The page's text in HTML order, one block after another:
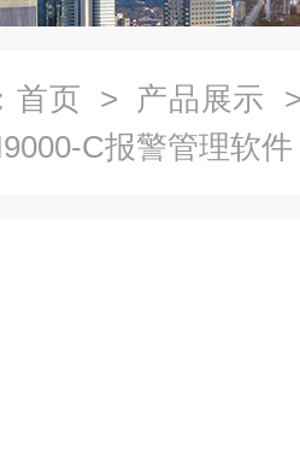
首页 > 产品展示
C报警管理软件